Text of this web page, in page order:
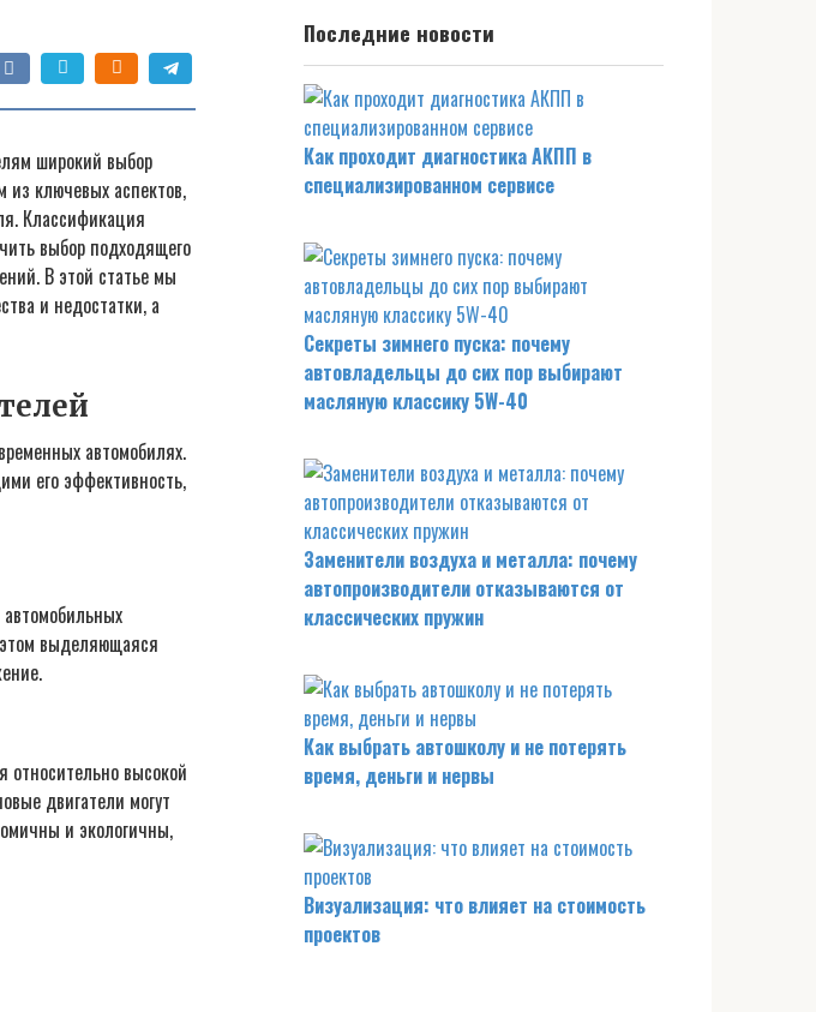
широкий выбор
из ключевых аспектов,
Классификация
выбор подходящего
В этой статье мы
и недостатки, а
автомобилях.
его эффективность,
выделяющаяся
относительно высокой
двигатели могут
и экологичны,
Последние новости
Как проходит диагностика АКПП в
специализированном сервисе
Секреты зимнего пуска: почему
автовладельцы до сих пор выбирают
масляную классику 5W-40
Заменители воздуха и металла: почему
автопроизводители отказываются от
классических пружин
Как выбрать автошколу и не потерять
время, деньги и нервы
Визуализация: что влияет на стоимость
проектов